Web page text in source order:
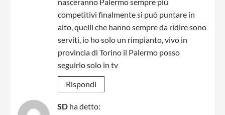
competitivi finalmente si può puntare in
alto, quelli che hanno sempre da ridire sono
serviti, io ho solo un rimpianto, vivo in
provincia di Torino il Palermo posso
seguirlo solo in tv
Rispondi
SD ha detto: